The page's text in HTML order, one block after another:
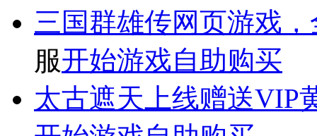
三国群雄传网页游戏
服开始游戏自助购买
太古遮天 上线赠送VIP